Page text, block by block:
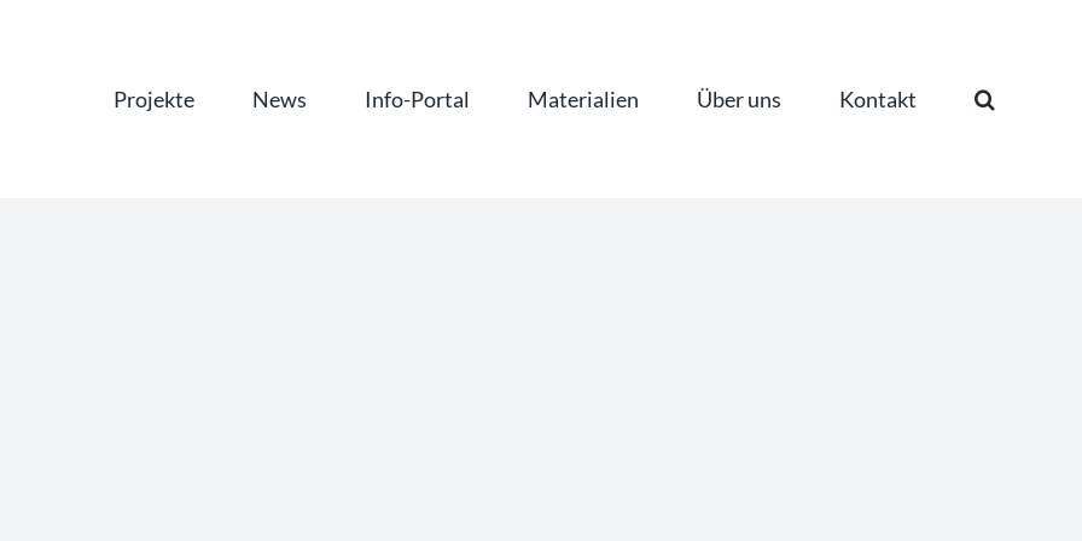
Projekte News Info-Portal Materialien Über uns Kontakt